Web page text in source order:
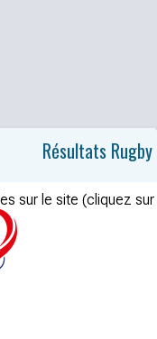
Résultats Rugby
sur le site (cliquez sur